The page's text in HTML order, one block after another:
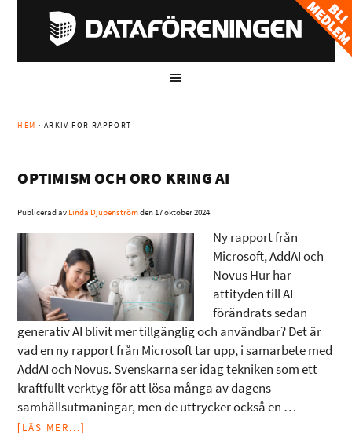
HEM · ARKIV FÖR RAPPORT
OPTIMISM OCH ORO KRING AI
Publicerad av Linda Djupenströmden17 oktober 2024
Ny rapport från
Microsoft, AddAI och
Novus Hur har
attityden till AI
förändrats sedan
generativ AI blivit mer tillgänglig och användbar? Det är
vad en ny rapport från Microsoft tar upp, i samarbete med
AddAI och Novus. Svenskarna ser idag tekniken som ett
kraftfullt verktyg för att lösa många av dagens
samhällsutmaningar, men de uttrycker också en …
[LÄS MER...]